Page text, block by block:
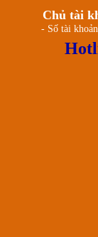
Chủ tài
- Số tài